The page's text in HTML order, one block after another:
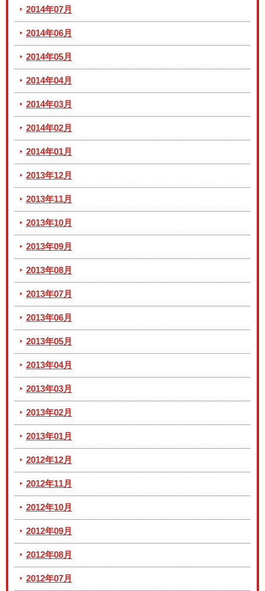
2014年07月
2014年06月
2014年05月
2014年04月
2014年03月
2014年02月
2014年01月
2013年12月
2013年11月
2013年10月
2013年09月
2013年08月
2013年07月
2013年06月
2013年05月
2013年04月
2013年03月
2013年02月
2013年01月
2012年12月
2012年11月
2012年10月
2012年09月
2012年08月
2012年07月